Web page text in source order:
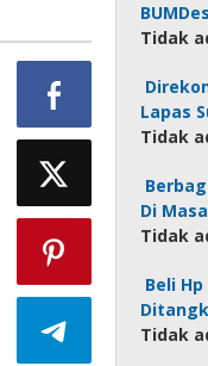
BUMDes
Tidak
Lapas
Tidak
Di
Tidak
Beli
Tidak